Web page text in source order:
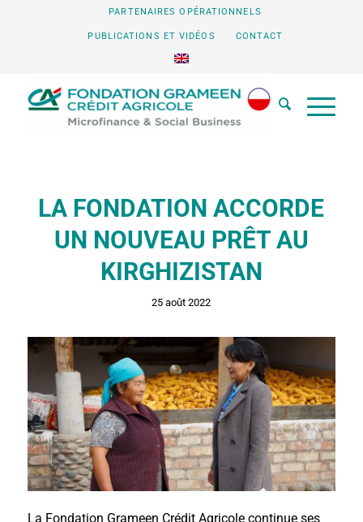
PARTENAIRES OPÉRATIONNELS
PUBLICATIONS ET VIDÉOS CONTACT
LA FONDATION ACCORDE
UN NOUVEAU PRÊT AU
KIRGHIZISTAN
25 août 2022
La Fondation Grameen Crédit Agricole continue ses